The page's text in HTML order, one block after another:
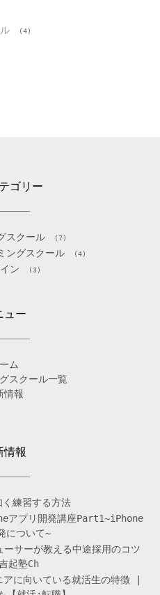
(4)
ゴリー
スクール (7)
ングスクール (4)
ン (3)
ュー
ム
スクール一覧
情報
情報
く練習する方法
アプリ開発講座Part1~iPhone
について~
サーが教える中途採用のコツ
起塾Ch
アに向いている就活生の特徴 |